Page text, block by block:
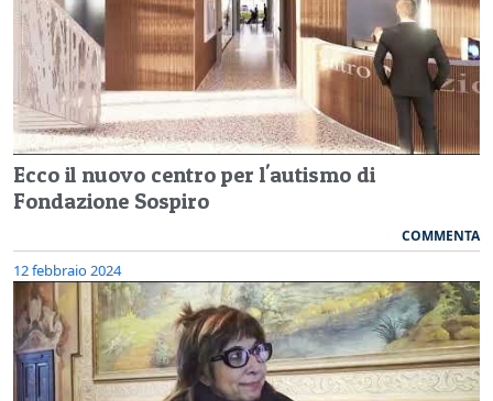
Ecco il nuovo centro per l'autismo di
Fondazione Sospiro
COMMENTA
12 febbraio 2024